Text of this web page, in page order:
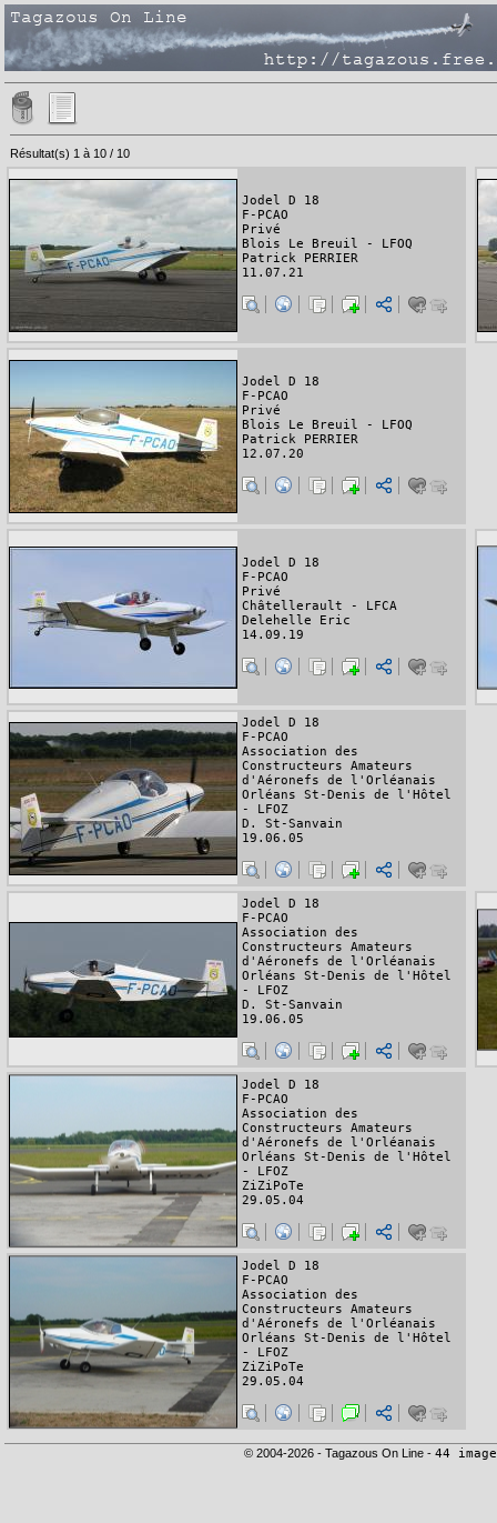
Résultat(s) 1 à 10 / 10
Jodel D 18
F-PCAO
Privé
Blois Le Breuil - LFOQ
Patrick PERRIER
11.07.21
Jodel D 18
F-PCAO
Privé
Blois Le Breuil - LFOQ
Patrick PERRIER
12.07.20
Jodel D 18
F-PCAO
Privé
Châtellerault - LFCA
Delehelle Eric
14.09.19
Jodel D 18
F-PCAO
Association des
Constructeurs Amateurs
d'Aéronefs de l'Orléanais
Orléans St-Denis de l'Hôtel
- LFOZ
D. St-Sanvain
19.06.05
Jodel D 18
F-PCAO
Association des
Constructeurs Amateurs
d'Aéronefs de l'Orléanais
Orléans St-Denis de l'Hôtel
- LFOZ
D. St-Sanvain
19.06.05
Jodel D 18
F-PCAO
Association des
Constructeurs Amateurs
d'Aéronefs de l'Orléanais
Orléans St-Denis de l'Hôtel
- LFOZ
ZiZiPoTe
29.05.04
Jodel D 18
F-PCAO
Association des
Constructeurs Amateurs
d'Aéronefs de l'Orléanais
Orléans St-Denis de l'Hôtel
- LFOZ
ZiZiPoTe
29.05.04
© 2004-2026 - Tagazous On Line - 44